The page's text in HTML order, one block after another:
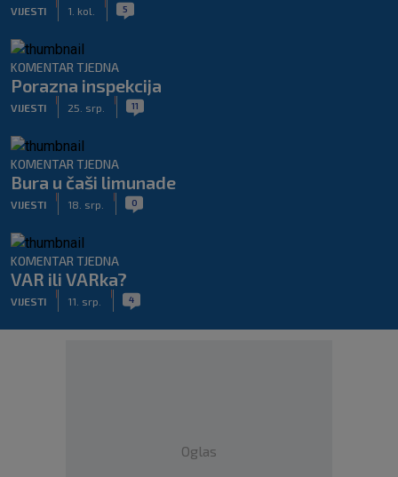
VIJESTI 1. kol. 5
KOMENTAR TJEDNA
Porazna inspekcija
VIJESTI 25. srp. 11
KOMENTAR TJEDNA
Bura u čaši limunade
VIJESTI 18. srp. 0
KOMENTAR TJEDNA
VAR ili VARka?
VIJESTI 11. srp. 4
Oglas